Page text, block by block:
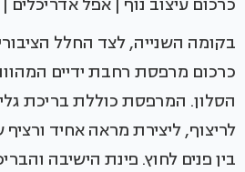
בקומה השנייה, לצד החלל
כרכום מרפסת רחבת ידיים
הסלון. המרפסת כוללת בריכת
לריצוף, ליצירת מראה אחיד
בין פנים לחוץ. פינת הישיבה